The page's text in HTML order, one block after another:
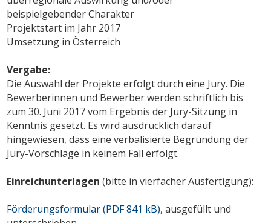
beispielgebender Charakter
Projektstart im Jahr 2017
Umsetzung in Österreich
Vergabe:
Die Auswahl der Projekte erfolgt durch eine Jury. Die
Bewerberinnen und Bewerber werden schriftlich bis
zum 30. Juni 2017 vom Ergebnis der Jury-Sitzung in
Kenntnis gesetzt. Es wird ausdrücklich darauf
hingewiesen, dass eine verbalisierte Begründung der
Jury-Vorschläge in keinem Fall erfolgt.
Einreichunterlagen (bitte in vierfacher Ausfertigung):
Förderungsformular (PDF841 kB), ausgefüllt und